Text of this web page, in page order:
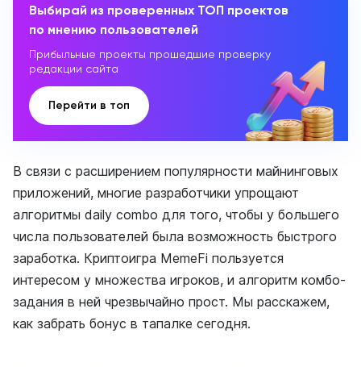
Выбирай из проверенных ТОП проектов
по мнению пользователей
Прибыльные проекты прошедшие проверку
редакции сайта
Перейти в топ
В связи с расширением популярности майнинговых
приложений, многие разработчики упрощают
алгоритмы daily combo для того, чтобы у большего
числа пользователей была возможность быстрого
заработка. Криптоигра MemeFi пользуется
интересом у множества игроков, и алгоритм комбо-
задания в ней чрезвычайно прост. Мы расскажем,
как забрать бонус в тапалке сегодня.